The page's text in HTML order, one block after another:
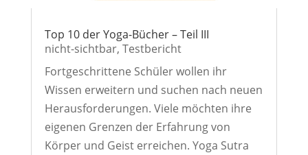
Top 10 der Yoga-Bücher – Teil III
nicht-sichtbar, Testbericht
Fortgeschrittene Schüler wollen ihr
Wissen erweitern und suchen nach neuen
Herausforderungen. Viele möchten ihre
eigenen Grenzen der Erfahrung von
Körper und Geist erreichen. Yoga Sutra